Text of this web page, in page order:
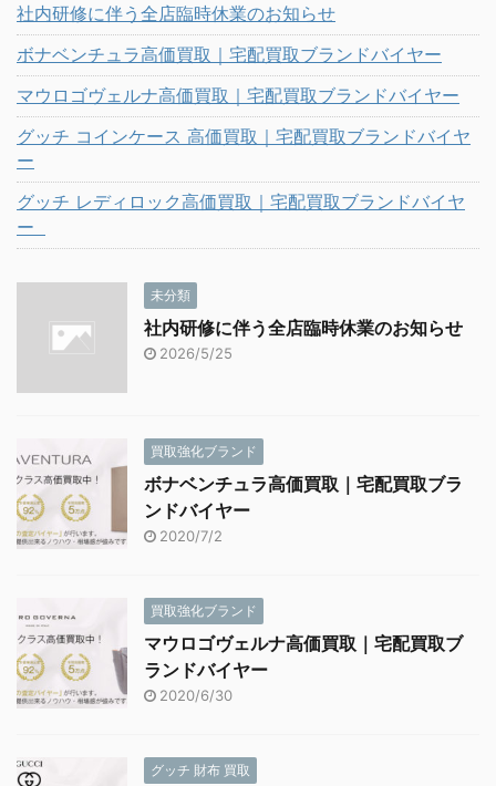
社内研修に伴う全店臨時休業のお知らせ
ボナベンチュラ高価買取｜宅配買取ブランドバイヤー
マウロゴヴェルナ高価買取｜宅配買取ブランドバイヤー
グッチ コインケース 高価買取｜宅配買取ブランドバイヤ
ー
グッチ レディロック高価買取｜宅配買取ブランドバイヤ
ー
未分類
社内研修に伴う全店臨時休業のお知らせ
2026/5/25
買取強化ブランド
ボナベンチュラ高価買取｜宅配買取ブラ
ンドバイヤー
2020/7/2
買取強化ブランド
マウロゴヴェルナ高価買取｜宅配買取ブ
ランドバイヤー
2020/6/30
グッチ 財布 買取